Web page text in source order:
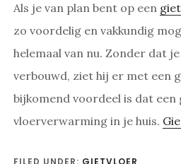
Als je van plan bent op een
zo voordelig en vakkundig
helemaal van nu. Zonder dat
verbouwd, ziet hij er met een
bijkomend voordeel is dat
vloerverwarming in je huis.